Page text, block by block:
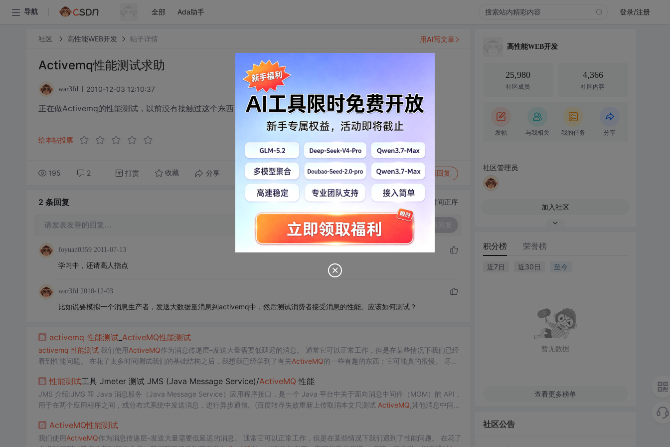
导航 全部 Ada助手 登录/注册
社区 高性能WEB开发 帖子详情
Activemq性能测试求助
war3fd 2010-12-03 12:10:37
正在做Activemq的性能测试，以前没有接触过这个东西，不知道应该如何入手，希望大神们可以给点建议。谢谢
给本帖投票
195 2 打赏 收藏 分享 转发到动态 举报 写回复
用AI写文章
2 条回复 切换为时间正序
请发表友善的回复…
foyuan0359 2011-07-13
学习中，还请高人指点
war3fd 2010-12-03
比如说要模拟一个消息生产者，发送大数据量消息到activemq中，然后测试消费者接受消息的性能。应该如何测试？
activemq 性能测试_ ActiveMQ性能测试
activemq 性能测试 我们使用ActiveMQ作为消息传递层–发送大量需要低延迟的消息。 通常它可以正常工作，但是在某些情况下我们已经
看到性能问题。 在花了太多时间测试我们的基础结构之后，我想我已经学到了有关ActiveMQ的一些有趣的东西：它可能真的很慢。 尽管
性能测试工具 Jmeter 测试 JMS (Java Message Service)/ActiveMQ 性能
JMS 介绍:JMS 即 Java 消息服务（Java Message Service）应用程序接口，是一个 Java 平台中关于面向消息中间件（MOM）的 API，
用于在两个应用程序之间，或分布式系统中发送消息，进行异步通信。(百度转存失败重新上传取消本文只测试 ActiveMQ ,其他消息中间件
ActiveMQ性能测试
我们使用ActiveMQ作为消息传递层–发送大量需要低延迟的消息。 通常它可以正常工作，但是在某些情况下我们遇到了性能问题。 在花了
高性能WEB开发
25,980
社区成员
4,366
社区内容
发帖 与我相关 我的任务 分享
社区管理员
加入社区
积分榜 荣誉榜
近7日 近30日 至今
暂无数据
查看更多榜单
社区公告